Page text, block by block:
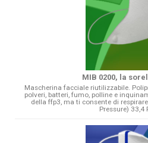
MIB 0200, la
Mascherina facciale riutilizzabile.
polveri, batteri, fumo, polline e
della ffp3, ma ti consente di
Pressure) 33,4